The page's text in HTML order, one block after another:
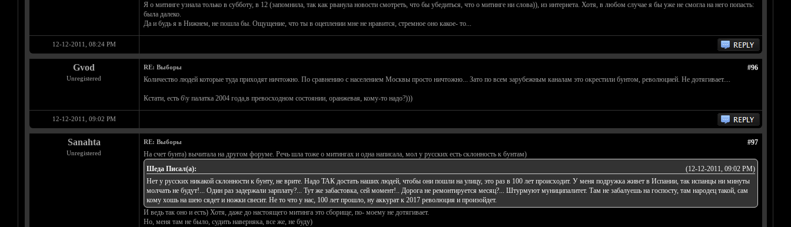
Я о митинге узнала только в субботу, в 12 (запомнила, так как рванула новости смотреть, что бы убедиться, что о митинге ни слова)), из интернета. Хотя, в любом случае я бы уже не смогла на него попасть:
была далеко.
Да и будь я в Нижнем, не пошла бы. Ощущение, что ты в оцеплении мне не нравится, стремное оно какое- то...
12-12-2011, 08:24 PM
Gvod
Unregistered
#96
RE: Выборы
Количество людей которые туда приходят ничтожно. По сравнению с населением Москвы просто ничтожно... Зато по всем зарубежным каналам это окрестили бунтом, революцией. Не дотягивает....
Кстати, есть б\у палатка 2004 года,в превосходном состоянии, оранжевая, кому-то надо?)))
12-12-2011, 09:02 PM
Sanahta
Unregistered
#97
RE: Выборы
На счет бунта) вычитала на другом форуме. Речь шла тоже о митингах и одна написала, мол у русских есть склонность к бунтам)
(12-12-2011, 09:02 PM)
Шеда Писал(а):
Нет у русских никакой склонности к бунту, не врите. Надо ТАК достать наших людей, чтобы они пошли на улицу, это раз в 100 лет происходит. У меня подружка живет в Испании, так испанцы ни минуты
молчать не будут!... Один раз задержали зарплату?... Тут же забастовка, сей момент!.. Дорога не ремонтируется месяц?... Штурмуют муниципалитет. Там не забалуешь на госпосту, там народец такой, сам
кому хошь на шею сядет и ножки свесит. Не то что у нас, 100 лет прошло, ну аккурат к 2017 революция и произойдет.
И ведь так оно и есть) Хотя, даже до настоящего митинга это сборище, по- моему не дотягивает.
Но, меня там не было, судить наверняка, все же, не буду)